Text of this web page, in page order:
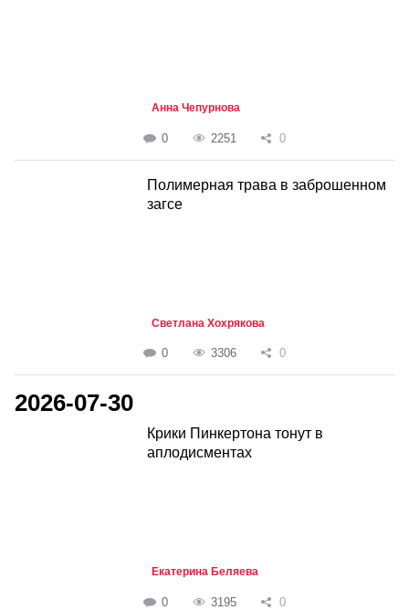
Анна Чепурнова
0 2251 0
Полимерная трава в заброшенном
загсе
Светлана Хохрякова
0 3306 0
2026-07-30
Крики Пинкертона тонут в
аплодисментах
Екатерина Беляева
0 3195 0